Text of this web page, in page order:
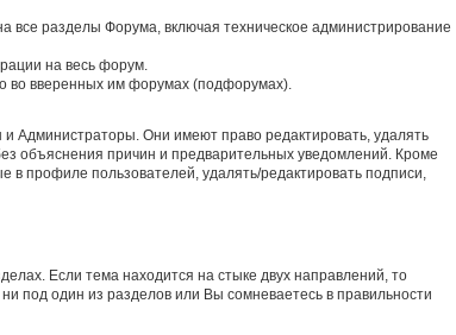
разделы Форума, включая техническое администрирование
на весь форум.
во вверенных им форумах (подфорумах).
Они имеют право редактировать, удалять
объяснения причин и предварительных уведомлений. Кроме
профиле пользователей, удалять/редактировать подписи,
Если тема находится на стыке двух направлений, то
под один из разделов или Вы сомневаетесь в правильности